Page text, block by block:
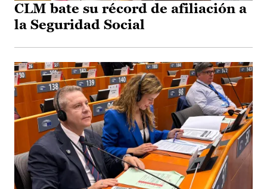
CLM bate su récord de afiliación a
la Seguridad Social